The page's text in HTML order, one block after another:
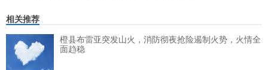
相关推荐
橙县布雷亚突发山火，消防彻夜抢险遏制火势，火情全
面趋稳